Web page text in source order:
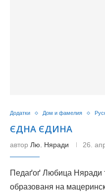
Додатки Дом и фамелия
ЄДНА ЄДИНА
автор Лю. Няради 26.
Педаґоґ Любица Няради
образованя на